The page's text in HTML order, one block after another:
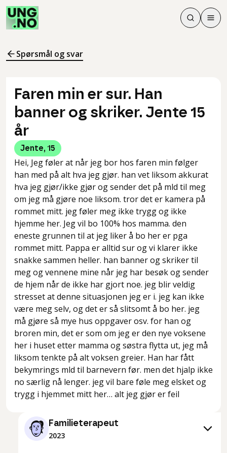
Søk
Søk
Meny
Spørsmål og svar
Faren min er sur. Han
banner og skriker. Jente 15
år
Jente, 15
Hei, Jeg føler at når jeg bor hos faren min følger
han med på alt hva jeg gjør. han vet liksom akkurat
hva jeg gjør/ikke gjør og sender det på mld til meg
om jeg må gjøre noe liksom. tror det er kamera på
rommet mitt. jeg føler meg ikke trygg og ikke
hjemme her. Jeg vil bo 100% hos mamma. den
eneste grunnen til at jeg liker å bo her er pga
rommet mitt. Pappa er alltid sur og vi klarer ikke
snakke sammen heller. han banner og skriker til
meg og vennene mine når jeg har besøk og sender
de hjem når de ikke har gjort noe. jeg blir veldig
stresset at denne situasjonen jeg er i. jeg kan ikke
være meg selv, og det er så slitsomt å bo her. jeg
må gjøre så mye hus oppgaver osv. for han og
broren min, det er som om jeg er den nye voksene
her i huset etter mamma og søstra flytta ut, jeg må
liksom tenkte på alt voksen greier. Han har fått
bekymrings mld til barnevern før. men det hjalp ikke
no særlig nå lenger. jeg vil bare føle meg elsket og
trygg i hjemmet mitt her… alt jeg gjør er feil
Familieterapeut
2023